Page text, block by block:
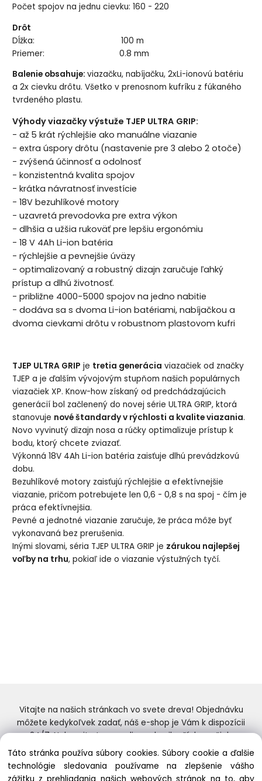
Počet spojov na jednu cievku: 160 - 220
Drôt
Dĺžka: 100 m
Priemer: 0.8 mm
Balenie obsahuje:viazačku, nabíjačku, 2xLi-ionovú batériu
a 2x cievku drôtu. Všetko v prenosnom kufríku z fúkaného
tvrdeného plastu.
Výhodyviazačky výstuže TJEP ULTRA GRIP:
- až 5 krát rýchlejšie ako manuálne viazanie
- extra úspory drôtu (nastavenie pre 3 alebo 2 otoče)
- zvýšená účinnosť a odolnosť
- konzistentná kvalita spojov
- krátka návratnosť investície
- 18V bezuhlíkové motory
- uzavretá prevodovka pre extra výkon
- dlhšia a užšia rukoväť pre lepšiu ergonómiu
- 18 V 4Ah Li-ion batéria
- rýchlejšie a pevnejšie úväzy
- optimalizovaný a robustný dizajn zaručuje ľahký
prístup a dlhú životnosť.
- približne 4000-5000 spojov na jedno nabitie
- dodáva sa s dvoma Li-ion batériami, nabíjačkou a
dvoma cievkami drôtu v robustnom plastovom kufri
TJEP ULTRA GRIP je tretia generácia viazačiek od značky
TJEP a je ďalším vývojovým stupňom našich populárnych
viazačiek XP. Know-how získaný od predchádzajúcich
generácií bol začlenený do novej série ULTRA GRIP, ktorá
stanovuje nové štandardy v rýchlosti a kvalite viazania.
Novo vyvinutý dizajn nosa a rúčky optimalizuje prístup k
bodu, ktorý chcete zviazať.
Výkonná 18V 4Ah Li-ion batéria zaisťuje dlhú prevádzkovú
dobu.
Bezuhlíkové motory zaisťujú rýchlejšie a efektívnejšie
viazanie, pričom potrebujete len 0,6 - 0,8 s na spoj - čím je
práca efektívnejšia.
Pevné a jednotné viazanie zaručuje, že práca môže byť
vykonavaná bez prerušenia.
Inými slovami, séria TJEP ULTRA GRIP je zárukou najlepšej
voľby na trhu, pokiaľ ide o viazanie výstužných tyčí.
Vitajte na našich stránkach vo svete dreva! Objednávku
môžete kedykoľvek zadať, náš e-shop je Vám k dispozícii
24/7. Nakupujte tovar online od najlepších značiek.
Skvelý výber a ceny. Tiež si nenechajte ujsť naše
prebiehajúce ponuky! Prajeme Vám príjemné nakupovanie.
Táto stránka používa súbory cookies. Súbory cookie a ďalšie
technológie sledovania používame na zlepšenie vášho